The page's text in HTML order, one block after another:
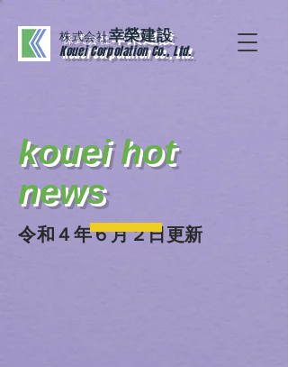
株式会社幸榮建設
Kouei Corpolation Co., Ltd.
​令和４年６月２日更新
kouei hot
news